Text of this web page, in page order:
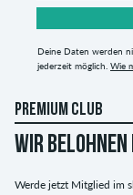
Deine Daten werden
jederzeit möglich. Wie
PREMIUM CLUB
WIR
Werde jetzt Mitglied im